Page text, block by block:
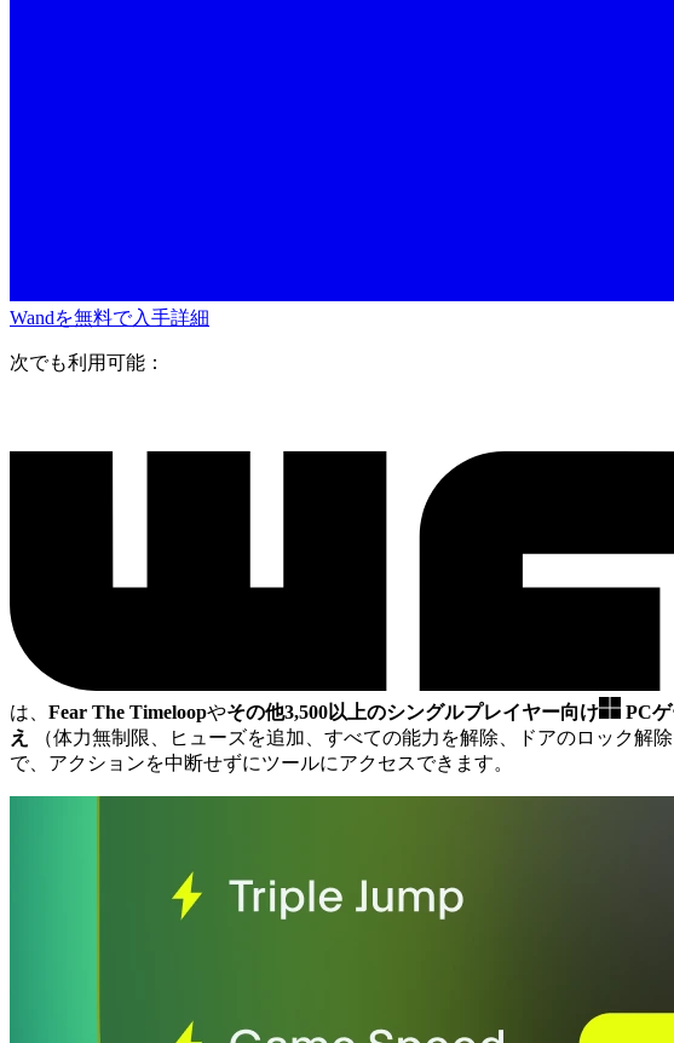
Wandを無料で入手詳細
次でも利用可能：
は、 Fear The Timeloopやその他3,500以上のシングルプレイヤー向け PC
え
（体力無制限、ヒューズを追加、すべての能力を解除、ドアのロック解
で、アクションを中断せずにツールにアクセスできます。